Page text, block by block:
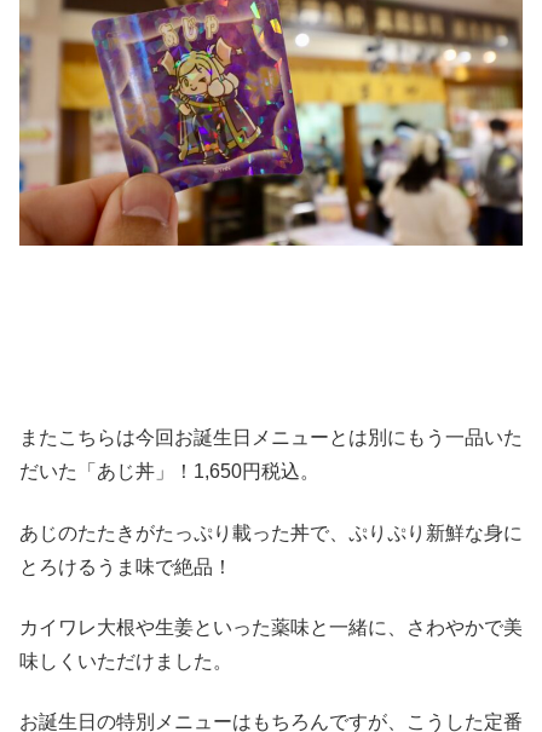
またこちらは今回お誕生日メニューとは別にもう一品いた
だいた「あじ丼」！1,650円税込。
あじのたたきがたっぷり載った丼で、ぷりぷり新鮮な身に
とろけるうま味で絶品！
カイワレ大根や生姜といった薬味と一緒に、さわやかで美
味しくいただけました。
お誕生日の特別メニューはもちろんですが、こうした定番